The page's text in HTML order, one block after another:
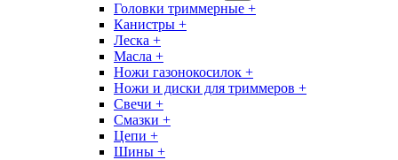
Головки триммерные +
Канистры +
Леска +
Масла +
Ножи газонокосилок +
Ножи и диски для триммеров +
Свечи +
Смазки +
Цепи +
Шины +